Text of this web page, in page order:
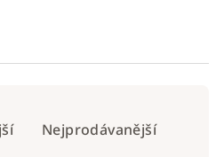
Nejprodávanější